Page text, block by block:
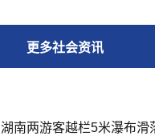
更多社会资讯
湖南两游客越栏5米瀑布滑